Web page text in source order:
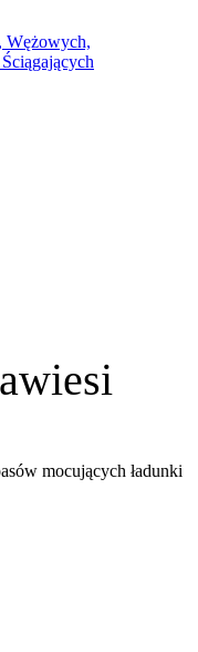
mocujących ładunki